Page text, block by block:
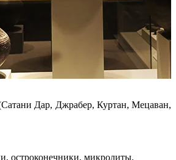
Дар, Джрабер, Куртан, Мецаван,
остроконечники, микролиты,